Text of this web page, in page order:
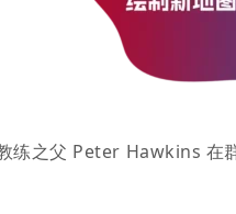
练之父 Peter Hawkins 在